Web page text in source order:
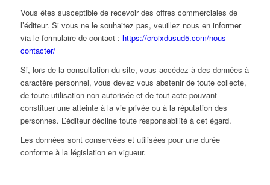
Vous êtes susceptible de recevoir des offres commerciales de
l’éditeur. Si vous ne le souhaitez pas, veuillez nous en informer
via le formulaire de contact : https://croixdusud5.com/nous-
contacter/
Si, lors de la consultation du site, vous accédez à des données à
caractère personnel, vous devez vous abstenir de toute collecte,
de toute utilisation non autorisée et de tout acte pouvant
constituer une atteinte à la vie privée ou à la réputation des
personnes. L’éditeur décline toute responsabilité à cet égard.
Les données sont conservées et utilisées pour une durée
conforme à la législation en vigueur.